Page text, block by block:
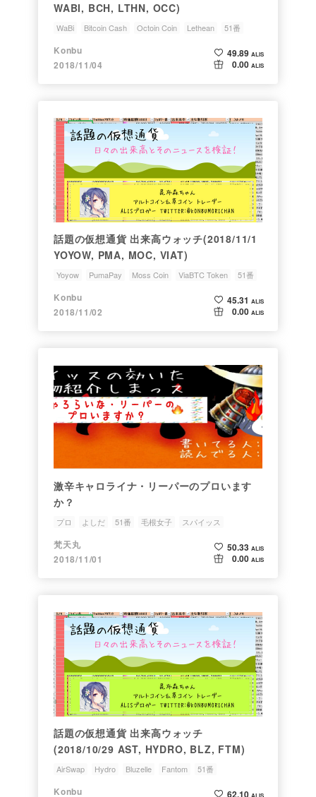
WABI, BCH, LTHN, OCC)
WaBi Bitcoin Cash Octoin Coin Lethean 51番
Konbu
2018/11/04
49.89 ALIS
0.00 ALIS
話題の仮想通貨 出来高ウォッチ(2018/11/1
YOYOW, PMA, MOC, VIAT)
Yoyow PumaPay Moss Coin ViaBTC Token 51番
Konbu
2018/11/02
45.31 ALIS
0.00 ALIS
激辛キャロライナ・リーパーのプロいます
か？
プロ よしだ 51番 毛根女子 スパイッス
梵天丸
2018/11/01
50.33 ALIS
0.00 ALIS
話題の仮想通貨 出来高ウォッチ
(2018/10/29 AST, HYDRO, BLZ, FTM)
AirSwap Hydro Bluzelle Fantom 51番
Konbu 62.10 ALIS